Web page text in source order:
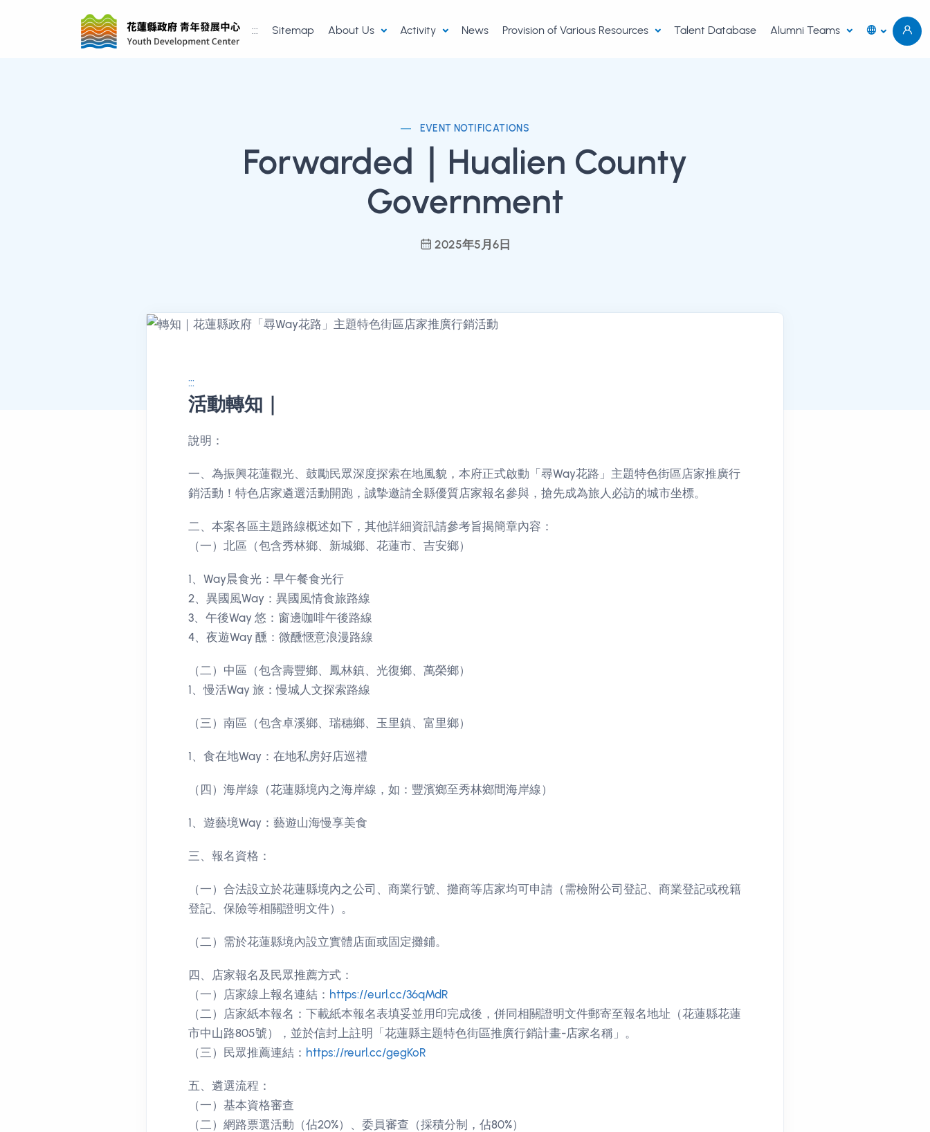
::: Sitemap About Us Activity News Provision of Various Resources Talent Database Alumni Teams
EVENT NOTIFICATIONS
Forwarded｜Hualien County
Government
2025年5月6日
:::
活動轉知｜
消息公告詳情
說明：
一、為振興花蓮觀光、鼓勵民眾深度探索在地風貌，本府正式啟動「尋Way花路」主題特色街區店家推廣行
銷活動！特色店家遴選活動開跑，誠摯邀請全縣優質店家報名參與，搶先成為旅人必訪的城市坐標。
二、本案各區主題路線概述如下，其他詳細資訊請參考旨揭簡章內容：
（一）北區（包含秀林鄉、新城鄉、花蓮市、吉安鄉）
1、Way晨食光：早午餐食光行
2、異國風Way：異國風情食旅路線
3、午後Way 悠：窗邊咖啡午後路線
4、夜遊Way 醺：微醺愜意浪漫路線
（二）中區（包含壽豐鄉、鳳林鎮、光復鄉、萬榮鄉）
1、慢活Way 旅：慢城人文探索路線
（三）南區（包含卓溪鄉、瑞穗鄉、玉里鎮、富里鄉）
1、食在地Way：在地私房好店巡禮
（四）海岸線（花蓮縣境內之海岸線，如：豐濱鄉至秀林鄉間海岸線）
1、遊藝境Way：藝遊山海慢享美食
三、報名資格：
（一）合法設立於花蓮縣境內之公司、商業行號、攤商等店家均可申請（需檢附公司登記、商業登記或稅籍
登記、保險等相關證明文件）。
（二）需於花蓮縣境內設立實體店面或固定攤鋪。
四、店家報名及民眾推薦方式：
（一）店家線上報名連結： https://eurl.cc/36qMdR
（二）店家紙本報名：下載紙本報名表填妥並用印完成後，併同相關證明文件郵寄至報名地址（花蓮縣花蓮
市中山路805號），並於信封上註明「花蓮縣主題特色街區推廣行銷計畫-店家名稱」。
（三）民眾推薦連結： https://reurl.cc/gegKoR
五、遴選流程：
（一）基本資格審查
（二）網路票選活動（佔20%）、委員審查（採積分制，佔80%）